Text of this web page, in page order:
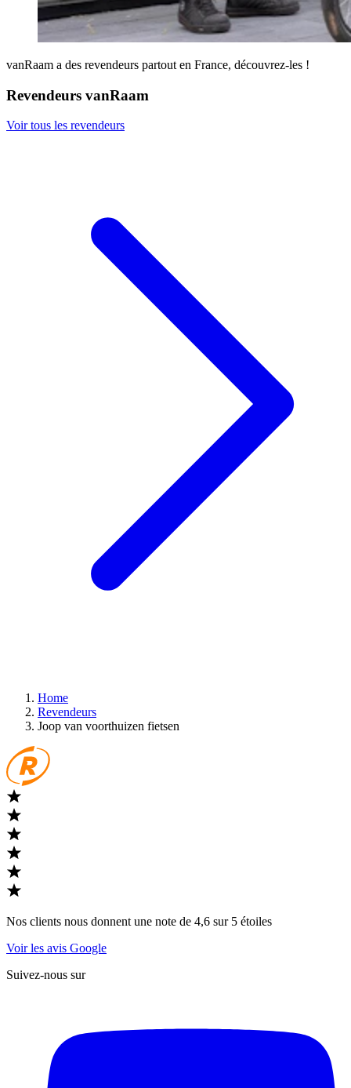
vanRaam a des revendeurs partout en France, découvrez-les !
Revendeurs vanRaam
Voir tous les revendeurs
Home
Revendeurs
Joop van voorthuizen fietsen
Nos clients nous donnent une note de 4,6 sur 5 étoiles
Voir les avis Google
Suivez-nous sur